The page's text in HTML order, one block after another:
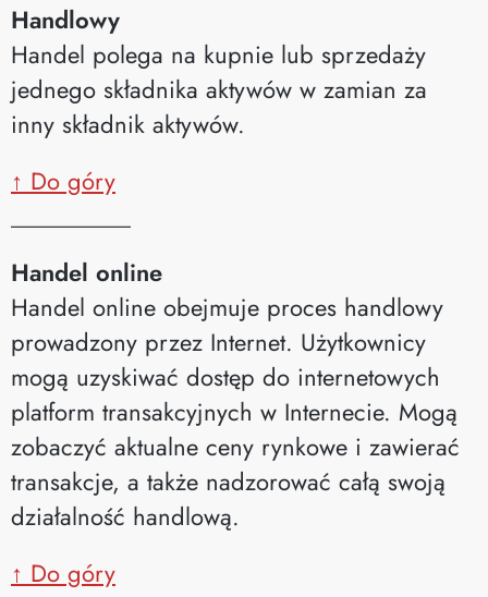
Handlowy
Handel polega na kupnie lub sprzedaży
jednego składnika aktywów w zamian za
inny składnik aktywów.
↑ Do góry
Handel online
Handel online obejmuje proces handlowy
prowadzony przez Internet. Użytkownicy
mogą uzyskiwać dostęp do internetowych
platform transakcyjnych w Internecie. Mogą
zobaczyć aktualne ceny rynkowe i zawierać
transakcje, a także nadzorować całą swoją
działalność handlową.
↑ Do góry